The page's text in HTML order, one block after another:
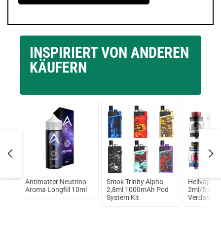
INSPIRIERT VON ANDEREN
KÄUFERN
Antimatter Neutrino
Aroma Longfill 10ml
Smok Trinity Alpha
2,8ml 1000mAh Pod
System Kit
Hellvape
2ml/5ml